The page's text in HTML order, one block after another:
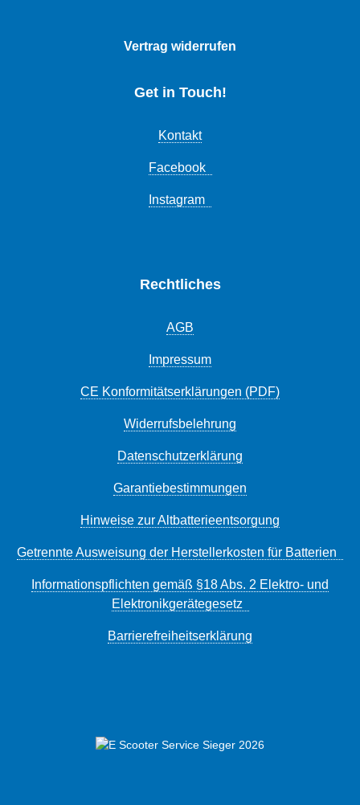
Vertrag widerrufen
Get in Touch!
Kontakt
Facebook
Instagram
Rechtliches
AGB
Impressum
CE Konformitätserklärungen (PDF)
Widerrufsbelehrung
Datenschutzerklärung
Garantiebestimmungen
Hinweise zur Altbatterieentsorgung
Getrennte Ausweisung der Herstellerkosten für Batterien
Informationspflichten gemäß §18 Abs. 2 Elektro- und
Elektronikgerätegesetz
Barrierefreiheitserklärung